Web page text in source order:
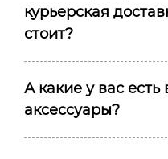
курьерская
стоит?
А какие у вас
аксессуары?